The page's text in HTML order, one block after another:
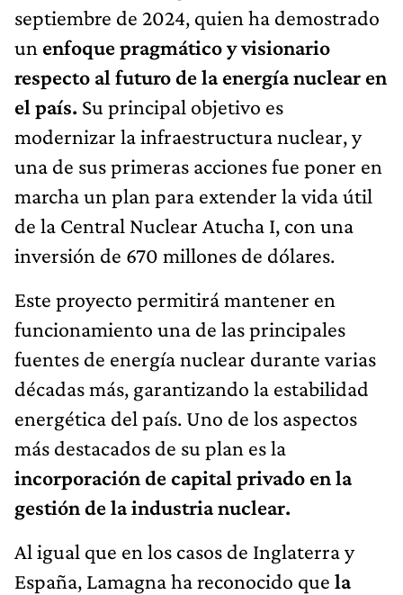
septiembre de 2024, quien ha demostrado
un enfoque pragmático y visionario
respecto al futuro de la energía nuclear en
el país. Su principal objetivo es
modernizar la infraestructura nuclear, y
una de sus primeras acciones fue poner en
marcha un plan para extender la vida útil
de la Central Nuclear Atucha I, con una
inversión de 670 millones de dólares.
Este proyecto permitirá mantener en
funcionamiento una de las principales
fuentes de energía nuclear durante varias
décadas más, garantizando la estabilidad
energética del país. Uno de los aspectos
más destacados de su plan es la
incorporación de capital privado en la
gestión de la industria nuclear.
Al igual que en los casos de Inglaterra y
España, Lamagna ha reconocido que la